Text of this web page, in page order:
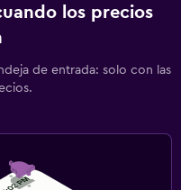
los precios
de entrada: solo con las